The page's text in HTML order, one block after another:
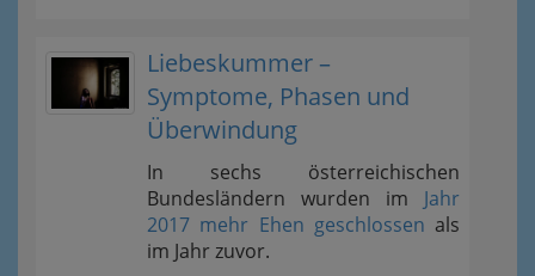
Liebeskummer –
Symptome, Phasen und
Überwindung
In sechs österreichischen
Bundesländern wurden im Jahr
2017 mehr Ehen geschlossen als
im Jahr zuvor.